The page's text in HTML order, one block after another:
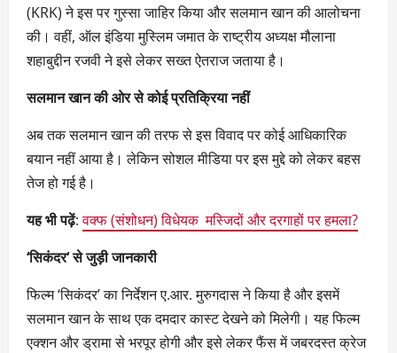
(KRK) ने इस पर गुस्सा जाहिर किया और सलमान खान की आलोचना
की। वहीं, ऑल इंडिया मुस्लिम जमात के राष्ट्रीय अध्यक्ष मौलाना
शहाबुद्दीन रजवी ने इसे लेकर सख्त ऐतराज जताया है।
सलमान खान की ओर से कोई प्रतिक्रिया नहीं
अब तक सलमान खान की तरफ से इस विवाद पर कोई आधिकारिक
बयान नहीं आया है। लेकिन सोशल मीडिया पर इस मुद्दे को लेकर बहस
तेज हो गई है।
यह भी पढ़ें:वक्फ (संशोधन) विधेयक मस्जिदों और दरगाहों पर हमला?
‘सिकंदर‘से जुड़ी जानकारी
फिल्म ‘सिकंदर’ का निर्देशन ए.आर. मुरुगदास ने किया है और इसमें
सलमान खान के साथ एक दमदार कास्ट देखने को मिलेगी। यह फिल्म
एक्शन और ड्रामा से भरपूर होगी और इसे लेकर फैंस में जबरदस्त क्रेज